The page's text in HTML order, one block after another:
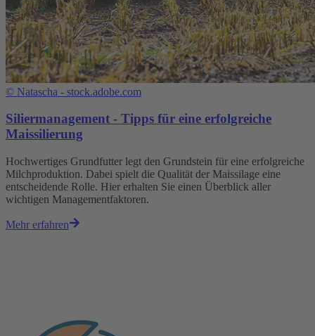
© Natascha - stock.adobe.com
Siliermanagement - Tipps für eine erfolgreiche
Maissilierung
Hochwertiges Grundfutter legt den Grundstein für eine erfolgreiche
Milchproduktion. Dabei spielt die Qualität der Maissilage eine
entscheidende Rolle. Hier erhalten Sie einen Überblick aller
wichtigen Managementfaktoren.
Mehr erfahren